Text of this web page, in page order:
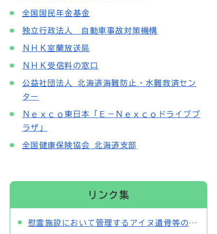
全国国民年金基金
独立行政法人 自動車事故対策機構
ＮＨＫ室蘭放送局
ＮＨＫ受信料の窓口
公益社団法人 北海道海難防止・水難救済セン
ター
Ｎｅｘｃｏ東日本「Ｅ－Ｎｅｘｃｏドライブプ
ラザ」
全国健康保険協会 北海道支部
リンク集
慰霊施設において管理するアイヌ遺骨等の出土地域への返還について